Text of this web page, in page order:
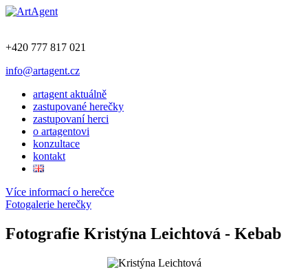
+420 777 817 021
info@artagent.cz
artagent aktuálně
zastupované herečky
zastupovaní herci
o artagentovi
konzultace
kontakt
Více informací o herečce
Fotogalerie herečky
Fotografie Kristýna Leichtová - Kebab